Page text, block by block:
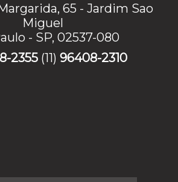
65 - Jardim Sao
Miguel
- SP, 02537-080
2355 (11) 96408-2310